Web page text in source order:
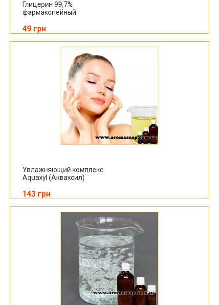
Глицерин 99,7%
фармакопейный
49 грн
Увлажняющий комплекс
Aquaxyl (Акваксил)
143 грн